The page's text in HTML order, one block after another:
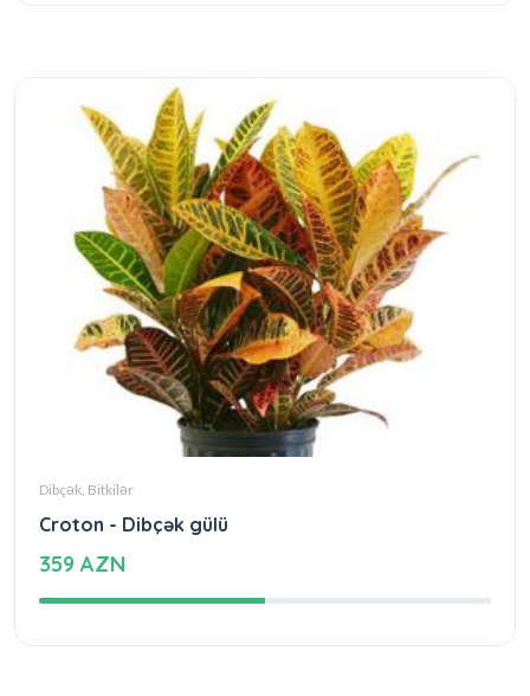
Dibçək, Bitkilər
Croton - Dibçək gülü
359 AZN